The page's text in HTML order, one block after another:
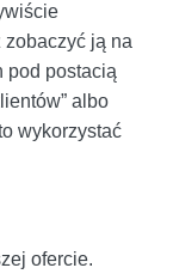
ją na
pod postacią
albo
wykorzystać
ofercie.